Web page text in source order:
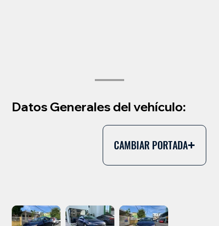
CAMBIAR PORTADA
Datos Generales del vehículo: